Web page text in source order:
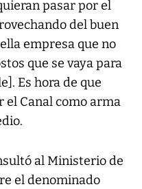
pasar por el
del buen
empresa que no
que se vaya para
Es hora de que
el Canal como arma
al Ministerio de
el denominado